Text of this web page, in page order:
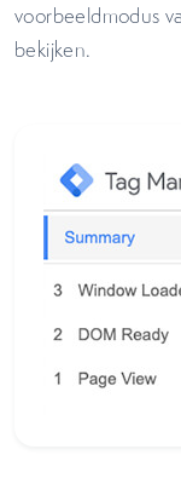
voorbeeldmodus
bekijken.